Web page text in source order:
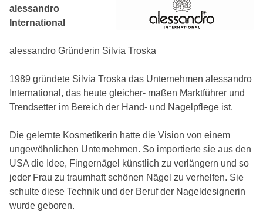
alessandro
International
alessandro Gründerin Silvia Troska
1989 gründete Silvia Troska das Unternehmen alessandro
International, das heute gleicher- maßen Marktführer und
Trendsetter im Bereich der Hand- und Nagelpflege ist.
Die gelernte Kosmetikerin hatte die Vision von einem
ungewöhnlichen Unternehmen. So importierte sie aus den
USA die Idee, Fingernägel künstlich zu verlängern und so
jeder Frau zu traumhaft schönen Nägel zu verhelfen. Sie
schulte diese Technik und der Beruf der Nageldesignerin
wurde geboren.